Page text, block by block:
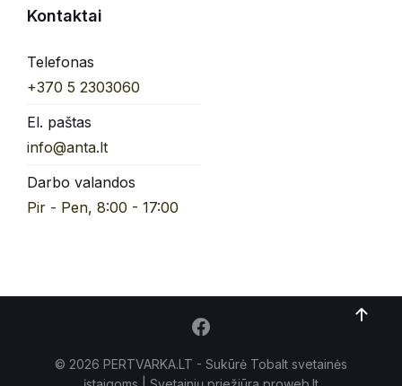
Kontaktai
Telefonas
+370 5 2303060
El. paštas
info@anta.lt
Darbo valandos
Pir - Pen, 8:00 - 17:00
© 2026 PERTVARKA.LT - Sukūrė Tobalt svetainės